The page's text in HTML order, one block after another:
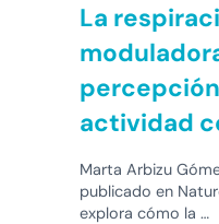
La
actividad
Marta Arbizu
publicado en
explora cómo la …